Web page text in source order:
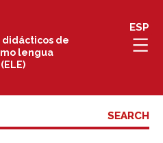
didácticos de
lengua
ESP